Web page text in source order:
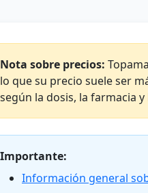
Nota sobre precios:
lo que su precio suele ser
según la dosis, la farmacia
Importante:
Información general